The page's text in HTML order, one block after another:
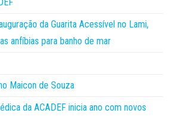
da Guarita Acessível no Lami,
anfíbias para banho de mar
Maicon de Souza
da ACADEF inicia ano com novos